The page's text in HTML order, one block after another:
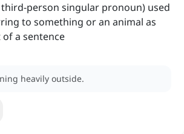
person singular pronoun) used
to something or an animal as
a sentence
heavily outside.